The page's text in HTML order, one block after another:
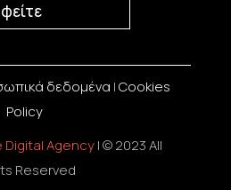
δεδομένα |Cookies
Policy
Digital Agency| © 2023 All
Reserved